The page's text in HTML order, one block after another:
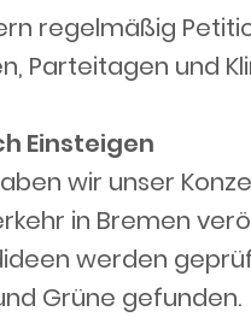
regelmäßig
Parteitagen und
Einsteigen
wir unser
in Bremen
werden
Grüne gefunden.